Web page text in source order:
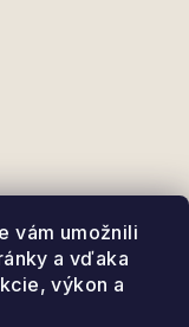
vám umožnili
a vďaka
výkon a